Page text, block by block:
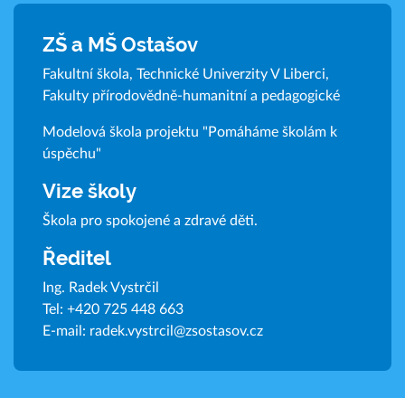
ZŠ a MŠ Ostašov
Fakultní škola, Technické Univerzity V Liberci,
Fakulty přírodovědně-humanitní a pedagogické
Modelová škola projektu "Pomáháme školám k
úspěchu"
Vize školy
Škola pro spokojené a zdravé děti.
Ředitel
Ing. Radek Vystrčil
Tel: +420 725 448 663
E-mail: radek.vystrcil@zsostasov.cz